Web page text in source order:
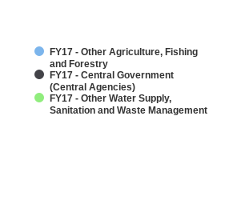
FY17 - Other Agriculture, Fishing
and Forestry
FY17 - Central Government
(Central Agencies)
FY17 - Other Water Supply,
Sanitation and Waste Management